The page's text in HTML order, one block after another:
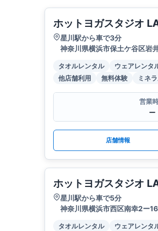
ホットヨガスタジオ
星川駅から車で3分
神奈川県横浜市保土ケ谷区岩
タオルレンタル ウェアレンタ
他店舗利用
無料体験 ミネ
営業
ー
店舗情報
ホットヨガスタジオ
星川駅から車で5分
神奈川県横浜市西区南幸2ー
タオルレンタル ウェアレンタ